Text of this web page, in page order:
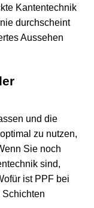
Kantentechnik
durchscheint
Aussehen
und die
zu nutzen,
Sie noch
sind,
ist PPF bei
Schichten